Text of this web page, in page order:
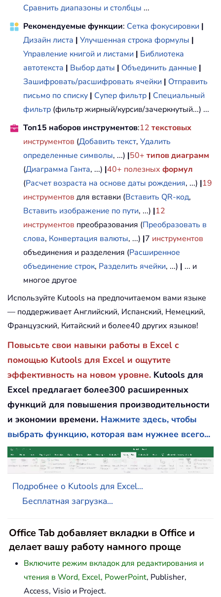
Сравнить диапазоны и столбцы ...
Рекомендуемые функции: Сетка фокусировки |
Дизайн листа | Улучшенная строка формулы |
Управление книгой и листами | Библиотека
автотекста | Выбор даты | Объединить данные |
Зашифровать/расшифровать ячейки | Отправить
письмо по списку | Супер фильтр | Специальный
фильтр (фильтр жирный/курсив/зачеркнутый...) ...
Топ15 наборов инструментов:12 текстовых
инструментов (Добавить текст, Удалить
определенные символы, ...) |50+ типов диаграмм
(Диаграмма Ганта, ...) |40+ полезных формул
(Расчет возраста на основе даты рождения, ...) |19
инструментов для вставки (Вставить QR-код,
Вставить изображение по пути, ...) |12
инструментов преобразования (Преобразовать в
слова, Конвертация валюты, ...) |7 инструментов
объединения и разделения (Расширенное
объединение строк, Разделить ячейки, ...) | ... и
многое другое
Используйте Kutools на предпочитаемом вами языке
— поддерживает Английский, Испанский, Немецкий,
Французский, Китайский и более40 других языков!
Повысьте свои навыки работы в Excel с
помощью Kutools для Excel и ощутите
эффективность на новом уровне. Kutools для
Excel предлагает более300 расширенных
функций для повышения производительности
и экономии времени. Нажмите здесь, чтобы
выбрать функцию, которая вам нужнее всего...
Подробнее о Kutools для Excel...
Бесплатная загрузка...
Office Tab добавляет вкладки в Office и
делает вашу работу намного проще
Включите режим вкладок для редактирования и
чтения в Word, Excel, PowerPoint, Publisher,
Access, Visio и Project.